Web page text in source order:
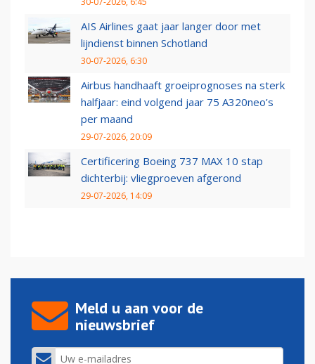
AIS Airlines gaat jaar langer door met
lijndienst binnen Schotland
30-07-2026, 6:30
Airbus handhaaft groeiprognoses na sterk
halfjaar: eind volgend jaar 75 A320neo’s
per maand
29-07-2026, 20:09
Certificering Boeing 737 MAX 10 stap
dichterbij: vliegproeven afgerond
29-07-2026, 14:09
Meld u aan voor de
nieuwsbrief